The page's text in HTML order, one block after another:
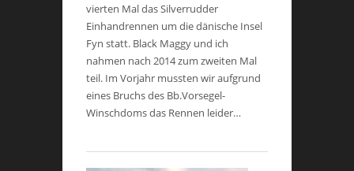
vierten Mal das Silverrudder
Einhandrennen um die dänische Insel
Fyn statt. Black Maggy und ich
nahmen nach 2014 zum zweiten Mal
teil. Im Vorjahr mussten wir aufgrund
eines Bruchs des Bb.Vorsegel-
Winschdoms das Rennen leider…